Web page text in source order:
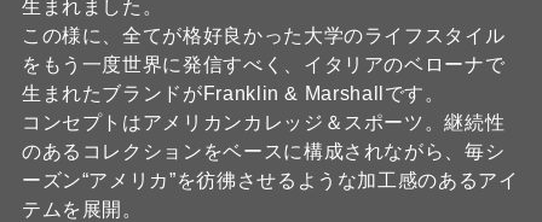
生まれました。
この様に、全てが格好良かった大学のライフスタイル
をもう一度世界に発信すべく、イタリアのベローナで
生まれたブランドがFranklin & Marshallです。
コンセプトはアメリカンカレッジ＆スポーツ。継続性
のあるコレクションをベースに構成されながら、毎シ
ーズン“アメリカ”を彷彿させるような加工感のあるアイ
テムを展開。